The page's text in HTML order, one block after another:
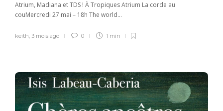
Atrium, Madiana et TDS ! À Tropiques Atrium La corde au
couMercredi 27 mai – 18h The world...
keith, 3 mois ago 0 1 min